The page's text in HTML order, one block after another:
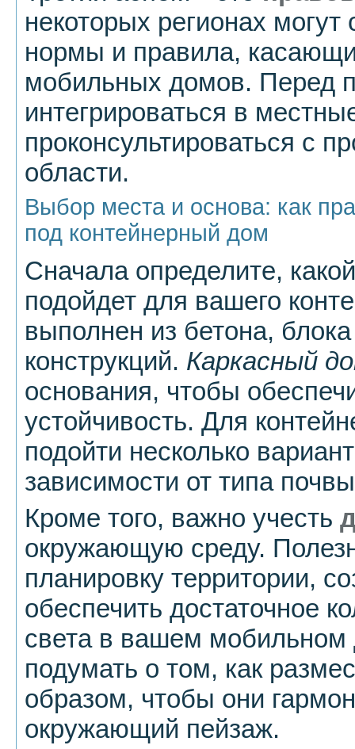
некоторых регионах могут
нормы и правила,
мобильных домов. Перед
интегрироваться в
проконсультироваться с
области.
Выбор места и основа: как
под контейнерный дом
Сначала определите,
подойдет для вашего
выполнен из бетона,
конструкций. Каркасный
основания, чтобы
устойчивость. Для
подойти несколько
зависимости от типа
Кроме того, важно учесть
окружающую среду.
планировку территории,
обеспечить достаточное
света в вашем мобильном
подумать о том, как
образом, чтобы они
окружающий пейзаж.